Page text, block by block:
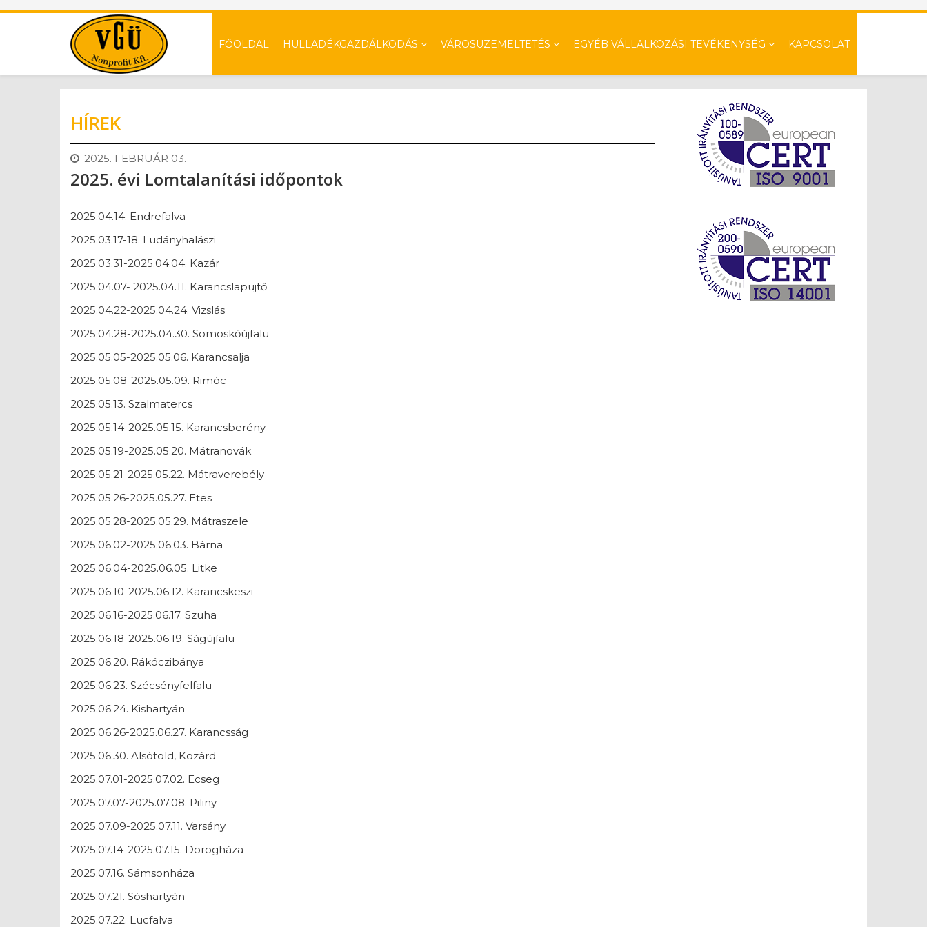
FŐOLDAL HULLADÉKGAZDÁLKODÁS VÁROSÜZEMELTETÉS EGYÉB VÁLLALKOZÁSI TEVÉKENYSÉG KAPCSOLAT
HÍREK
2025. FEBRUÁR 03.
2025. évi Lomtalanítási időpontok
2025.04.14. Endrefalva
2025.03.17-18. Ludányhalászi
2025.03.31-2025.04.04. Kazár
2025.04.07- 2025.04.11. Karancslapujtő
2025.04.22-2025.04.24. Vizslás
2025.04.28-2025.04.30. Somoskőújfalu
2025.05.05-2025.05.06. Karancsalja
2025.05.08-2025.05.09. Rimóc
2025.05.13. Szalmatercs
2025.05.14-2025.05.15. Karancsberény
2025.05.19-2025.05.20. Mátranovák
2025.05.21-2025.05.22. Mátraverebély
2025.05.26-2025.05.27. Etes
2025.05.28-2025.05.29. Mátraszele
2025.06.02-2025.06.03. Bárna
2025.06.04-2025.06.05. Litke
2025.06.10-2025.06.12. Karancskeszi
2025.06.16-2025.06.17. Szuha
2025.06.18-2025.06.19. Ságújfalu
2025.06.20. Rákóczibánya
2025.06.23. Szécsényfelfalu
2025.06.24. Kishartyán
2025.06.26-2025.06.27. Karancsság
2025.06.30. Alsótold, Kozárd
2025.07.01-2025.07.02. Ecseg
2025.07.07-2025.07.08. Piliny
2025.07.09-2025.07.11. Varsány
2025.07.14-2025.07.15. Dorogháza
2025.07.16. Sámsonháza
2025.07.21. Sóshartyán
2025.07.22. Lucfalva